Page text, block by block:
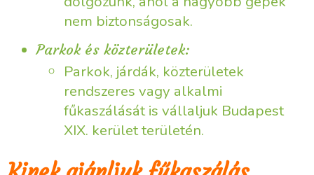
nem biztonságosak.
Parkok és közterületek:
Parkok, járdák, közterületek
rendszeres vagy alkalmi
fűkaszálását is vállaljuk Budapest
XIX. kerület területén.